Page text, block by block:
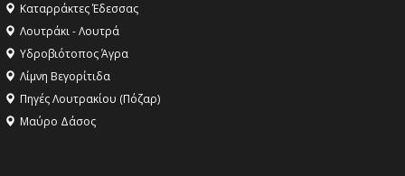
Καταρράκτες Έδεσσας
Λουτράκι - Λουτρά
Υδροβιότοπος Άγρα
Λίμνη Βεγορίτιδα
Πηγές Λουτρακίου (Πόζαρ)
Μαύρο Δάσος